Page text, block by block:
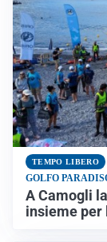
TEMPO LIBERO
GOLFO
A Camogli
insieme per